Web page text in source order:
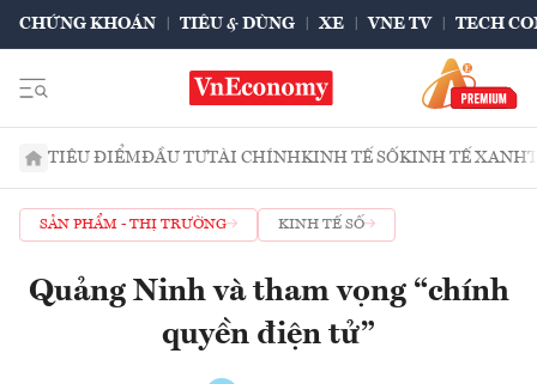
CHỨNG KHOÁN TIÊU & DÙNG XE VNE TV TECH
TIÊU ĐIỂMĐẦU TƯTÀI CHÍNHKINH TẾ SỐKINH TẾ XANH
SẢN PHẨM - THỊ TRƯỜNG KINH TẾ SỐ
Quảng Ninh và tham vọng “chính
quyền điện tử”